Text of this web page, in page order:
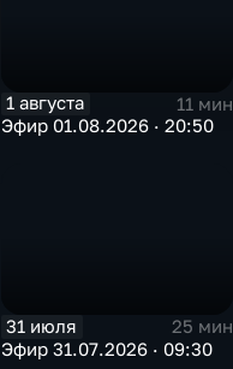
1 августа
11 мин
Эфир 01.08.2026 · 20:50
31 июля
25 мин
Эфир 31.07.2026 · 09:30